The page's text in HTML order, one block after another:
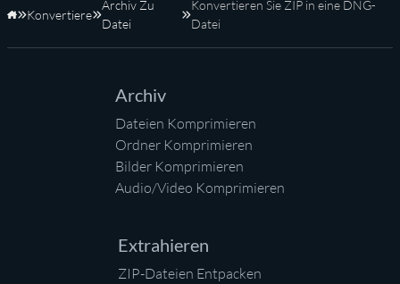
Startseite
Konvertiere
Archiv Zu
Datei
Konvertieren Sie ZIP in eine DNG-
Datei
Archiv
Dateien Komprimieren
Ordner Komprimieren
Bilder Komprimieren
Audio/Video Komprimieren
Extrahieren
ZIP-Dateien Entpacken